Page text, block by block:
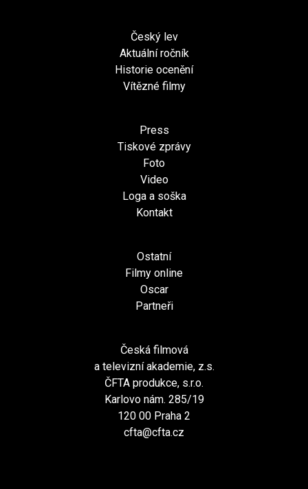
Český lev
Aktuální ročník
Historie ocenění
Vítězné filmy
Press
Tiskové zprávy
Foto
Video
Loga a soška
Kontakt
Ostatní
Filmy online
Oscar
Partneři
Česká filmová
a televizní akademie, z.s.
ČFTA produkce, s.r.o.
Karlovo nám. 285/19
120 00 Praha 2
cfta@cfta.cz